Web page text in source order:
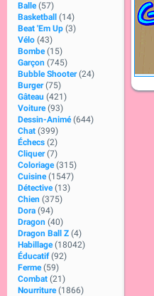
Balle (57)
Basketball
(14)
Beat 'Em Up (3)
Vélo (43)
Bombe (15)
Garçon (745)
Bubble Shooter (24)
Burger (75)
Gâteau (421)
Voiture (93)
Dessin-Animé (644)
Chat (399)
Échecs (2)
Cliquer (7)
Coloriage (315)
Cuisine (1547)
Détective (13)
Chien (375)
Dora (94)
Dragon (40)
Dragon Ball Z (4)
Habillage (18042)
Éducatif (92)
Ferme (59)
Combat (21)
Nourriture (1866)